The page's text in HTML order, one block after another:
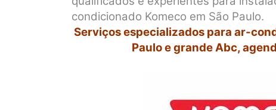
condicionado Komeco em São Paulo.
Serviços especializados para ar-
Paulo e grande Abc,